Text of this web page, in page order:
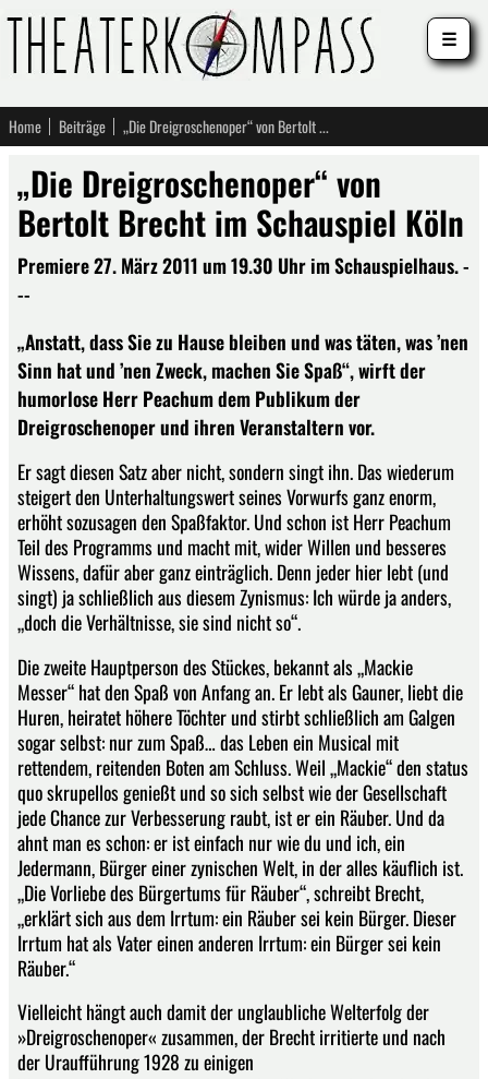
Home Beiträge „Die Dreigroschenoper“ von Bertolt Brecht im Schauspiel Köln
„Die Dreigroschenoper“ von
Bertolt Brecht im Schauspiel Köln
Premiere 27. März 2011 um 19.30 Uhr im Schauspielhaus. -
--
„Anstatt, dass Sie zu Hause bleiben und was täten, was ’nen
Sinn hat und ’nen Zweck, machen Sie Spaß“, wirft der
humorlose Herr Peachum dem Publikum der
Dreigroschenoper und ihren Veranstaltern vor.
Er sagt diesen Satz aber nicht, sondern singt ihn. Das wiederum
steigert den Unterhaltungswert seines Vorwurfs ganz enorm,
erhöht sozusagen den Spaßfaktor. Und schon ist Herr Peachum
Teil des Programms und macht mit, wider Willen und besseres
Wissens, dafür aber ganz einträglich. Denn jeder hier lebt (und
singt) ja schließlich aus diesem Zynismus: Ich würde ja anders,
„doch die Verhältnisse, sie sind nicht so“.
Die zweite Hauptperson des Stückes, bekannt als „Mackie
Messer“ hat den Spaß von Anfang an. Er lebt als Gauner, liebt die
Huren, heiratet höhere Töchter und stirbt schließlich am Galgen
sogar selbst: nur zum Spaß… das Leben ein Musical mit
rettendem, reitenden Boten am Schluss. Weil „Mackie“ den status
quo skrupellos genießt und so sich selbst wie der Gesellschaft
jede Chance zur Verbesserung raubt, ist er ein Räuber. Und da
ahnt man es schon: er ist einfach nur wie du und ich, ein
Jedermann, Bürger einer zynischen Welt, in der alles käuflich ist.
„Die Vorliebe des Bürgertums für Räuber“, schreibt Brecht,
„erklärt sich aus dem Irrtum: ein Räuber sei kein Bürger. Dieser
Irrtum hat als Vater einen anderen Irrtum: ein Bürger sei kein
Räuber.“
Vielleicht hängt auch damit der unglaubliche Welterfolg der
»Dreigroschenoper« zusammen, der Brecht irritierte und nach
der Uraufführung 1928 zu einigen
☰